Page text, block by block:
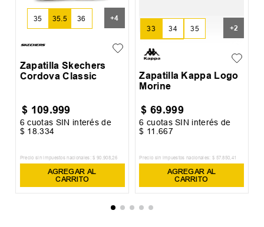
35 35.5 36 +4
Zapatilla Skechers
Cordova Classic
$ 109.999
6 cuotas SIN interés de
$ 18.334
Precio sin impuestos nacionales: $ 90 .908,26
AGREGAR AL
CARRITO
33 34 35
36
+2
Zapatilla Kappa Logo
Morine
$ 69.999
6 cuotas SIN interés de
$ 11 .667
Precio sin impuestos nacionales: $ 57.850,41
AGREGAR AL
CARRITO